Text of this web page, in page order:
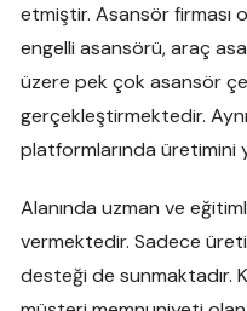
etmiştir. Asansör firması
engelli asansörü, araç
üzere pek çok asansör
gerçekleştirmektedir.
platformlarında üretimini
Alanında uzman ve
vermektedir. Sadece
desteği de sunmaktadır.